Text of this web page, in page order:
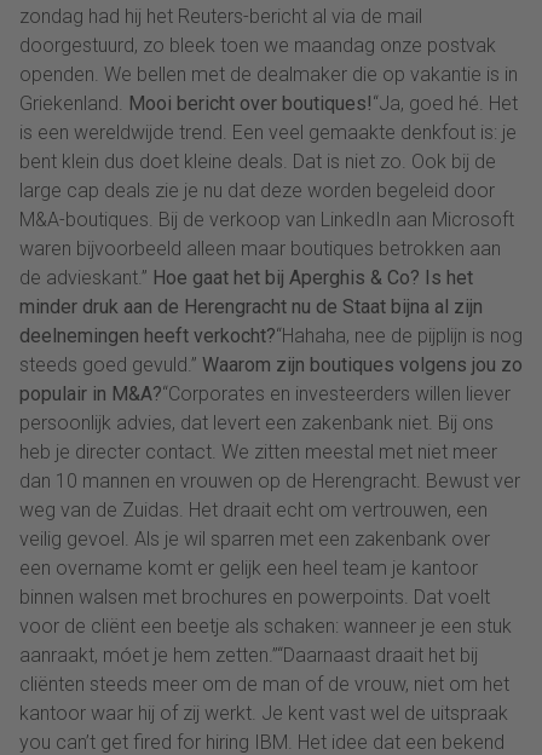
zondag had hij het Reuters-bericht al via de mail
doorgestuurd, zo bleek toen we maandag onze postvak
openden. We bellen met de dealmaker die op vakantie is in
Griekenland. Mooi bericht over boutiques!“Ja, goed hé. Het
is een wereldwijde trend. Een veel gemaakte denkfout is: je
bent klein dus doet kleine deals. Dat is niet zo. Ook bij de
large cap deals zie je nu dat deze worden begeleid door
M&A-boutiques. Bij de verkoop van LinkedIn aan Microsoft
waren bijvoorbeeld alleen maar boutiques betrokken aan
de advieskant.” Hoe gaat het bij Aperghis & Co? Is het
minder druk aan de Herengracht nu de Staat bijna al zijn
deelnemingen heeft verkocht?“Hahaha, nee de pijplijn is nog
steeds goed gevuld.” Waarom zijn boutiques volgens jou zo
populair in M&A?“Corporates en investeerders willen liever
persoonlijk advies, dat levert een zakenbank niet. Bij ons
heb je directer contact. We zitten meestal met niet meer
dan 10 mannen en vrouwen op de Herengracht. Bewust ver
weg van de Zuidas. Het draait echt om vertrouwen, een
veilig gevoel. Als je wil sparren met een zakenbank over
een overname komt er gelijk een heel team je kantoor
binnen walsen met brochures en powerpoints. Dat voelt
voor de cliënt een beetje als schaken: wanneer je een stuk
aanraakt, móet je hem zetten.”“Daarnaast draait het bij
cliënten steeds meer om de man of de vrouw, niet om het
kantoor waar hij of zij werkt. Je kent vast wel de uitspraak
you can’t get fired for hiring IBM. Het idee dat een bekend